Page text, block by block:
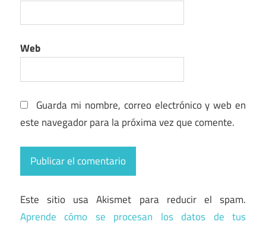
Web
Guarda mi nombre, correo electrónico y web en
este navegador para la próxima vez que comente.
Este sitio usa Akismet para reducir el spam.
Aprende cómo se procesan los datos de tus